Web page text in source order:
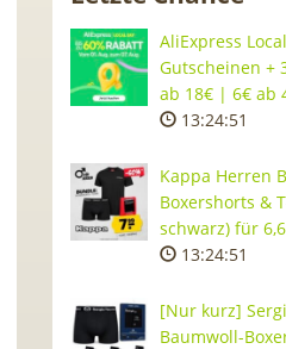
AliExpress
Gutscheinen +
ab 18€ | 6€ ab
13:24:50
Kappa Herren
Boxershorts &
schwarz) für
13:24:50
[Nur kurz]
Baumwoll-